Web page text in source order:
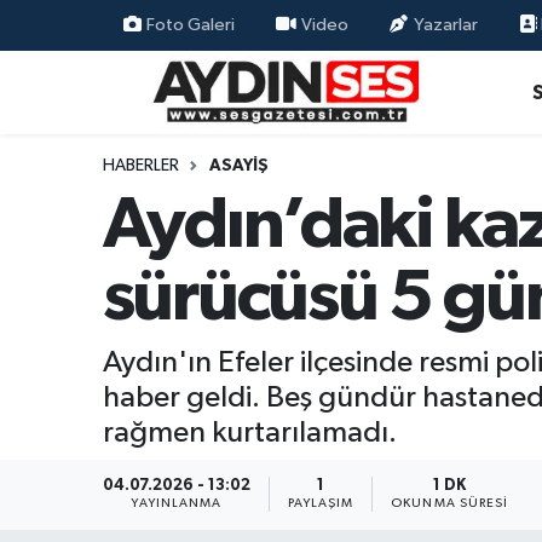
Foto Galeri Video Yazarlar
HABERLER ASAYIŞ
Aydın’daki
sürücüsü 5
Aydın'ın Efeler ilçesinde resmi
haber geldi. Beş gündür
rağmen kurtarılamadı.
04.07.2026 - 13:02
YAYINLANMA PAYLAŞIM
1 DK
OKUNMA SÜRESI
Siyaset
Ekonomi
Eğitim
Aydın Nöbetçi Eczaneler
Aydın Hava Durumu
Aydin Namaz Vakitleri
Aydın Trafik Yoğunluk Haritası
Tüm Manşetler